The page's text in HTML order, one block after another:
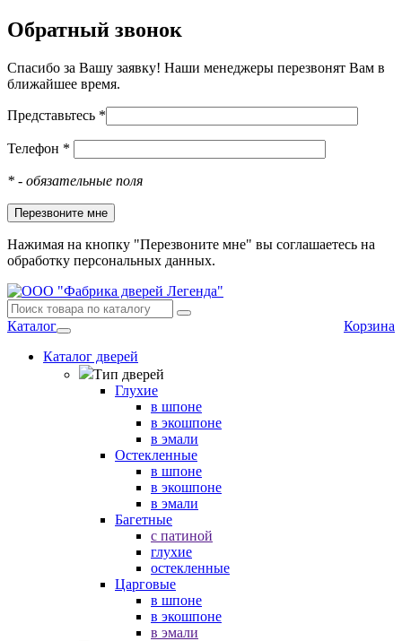
Обратный звонок
Спасибо за Вашу заявку! Наши менеджеры перезвонят Вам в
ближайшее время.
Представьтесь *
Телефон *
* - обязательные поля
Нажимая на кнопку "Перезвоните мне" вы соглашаетесь на
обработку персональных данных.
Каталог
Корзина
Каталог дверей
Тип дверей
Глухие
в шпоне
в экошпоне
в эмали
Остекленные
в шпоне
в экошпоне
в эмали
Багетные
с патиной
глухие
остекленные
Царговые
в шпоне
в экошпоне
в эмали